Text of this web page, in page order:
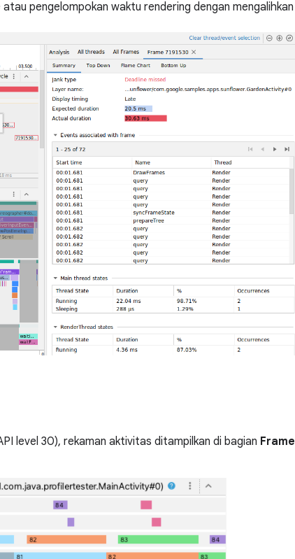
pengelompokan waktu rendering dengan mengalihkan
level 30), rekaman aktivitas ditampilkan di bagian Frame